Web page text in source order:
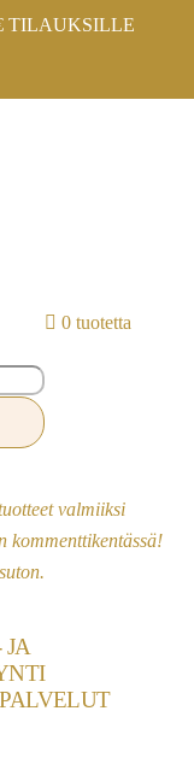
TILAUKSILLE
0 tuotetta
valmiiksi
kommenttikentässä!